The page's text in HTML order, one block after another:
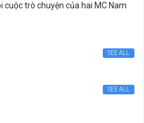
cuộc trò chuyện của hai MC Nam
SEE ALL
SEE ALL